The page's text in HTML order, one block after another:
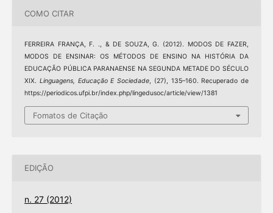
COMO CITAR
FERREIRA FRANÇA, F. ., & DE SOUZA, G. (2012). MODOS DE FAZER,
MODOS DE ENSINAR: OS MÉTODOS DE ENSINO NA HISTÓRIA DA
EDUCAÇÃO PÚBLICA PARANAENSE NA SEGUNDA METADE DO SÉCULO
XIX. Linguagens, Educação E Sociedade, (27), 135–160. Recuperado de
https://periodicos.ufpi.br/index.php/lingedusoc/article/view/1381
Fomatos de Citação
EDIÇÃO
n. 27 (2012)